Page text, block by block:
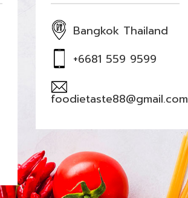
Bangkok Thailand
+6681 559 9599
foodietaste88@gmail.com